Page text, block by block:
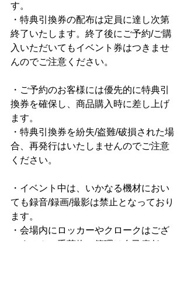
す。
・特典引換券の配布は定員に達し次第
終了いたします。終了後にご予約/ご購
入いただいてもイベント券はつきませ
んのでご注意ください。
・ご予約のお客様には優先的に特典引
換券を確保し、商品購入時に差し上げ
ます。
・特典引換券を紛失/盗難/破損された場
合、再発行はいたしませんのでご注意
ください。
・イベント中は、いかなる機材におい
ても録音/録画/撮影は禁止となっており
ます。
・会場内にロッカーやクロークはござ
いません。手荷物の管理は自己責任に